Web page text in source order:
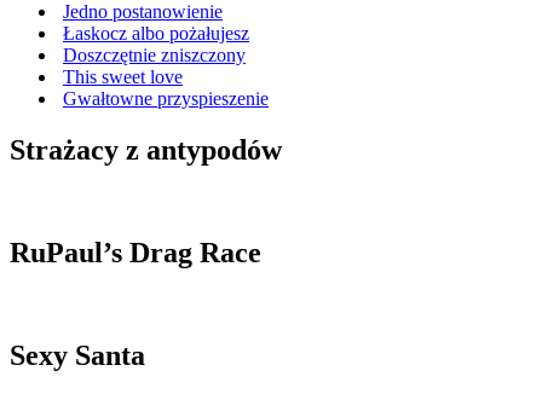
Jedno postanowienie
Łaskocz albo pożałujesz
Doszczętnie zniszczony
This sweet love
Gwałtowne przyspieszenie
Strażacy z antypodów
RuPaul’s Drag Race
Sexy Santa